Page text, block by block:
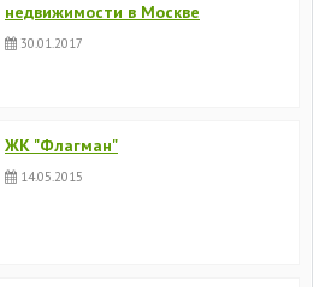
недвижимости в Москве
30.01.2017
ЖК "Флагман"
14.05.2015